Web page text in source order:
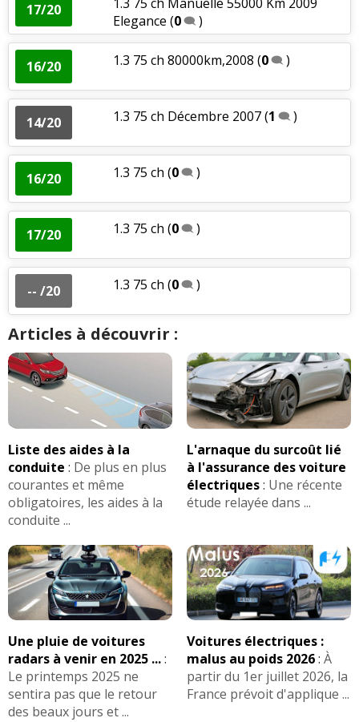
17/20
Elegance (0 )
16/20 1.3 75 ch 80000km,2008 (0 )
14/20 1.3 75 ch Décembre 2007(1 )
16/20 1.3 75 ch (0 )
17/20 1.3 75 ch (0 )
-- /20 1.3 75 ch (0 )
Articles à découvrir :
Liste des aides à la
conduite : De plus en plus
courantes et même
obligatoires, les aides à la
conduite ...
L'arnaque du surcoût lié
à l'assurance des voiture
électriques: Une récente
étude relayée dans ...
Une pluie de voitures
radars à venir en 2025 ...:
Le printemps 2025 ne
sentira pas que le retour
des beaux jours et ...
Voitures électriques :
malus au poids 2026: À
partir du 1er juillet 2026, la
France prévoit d'applique ...